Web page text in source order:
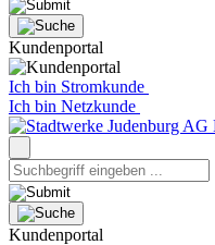
Kundenportal
Ich bin Stromkunde
Ich bin Netzkunde
Kundenportal